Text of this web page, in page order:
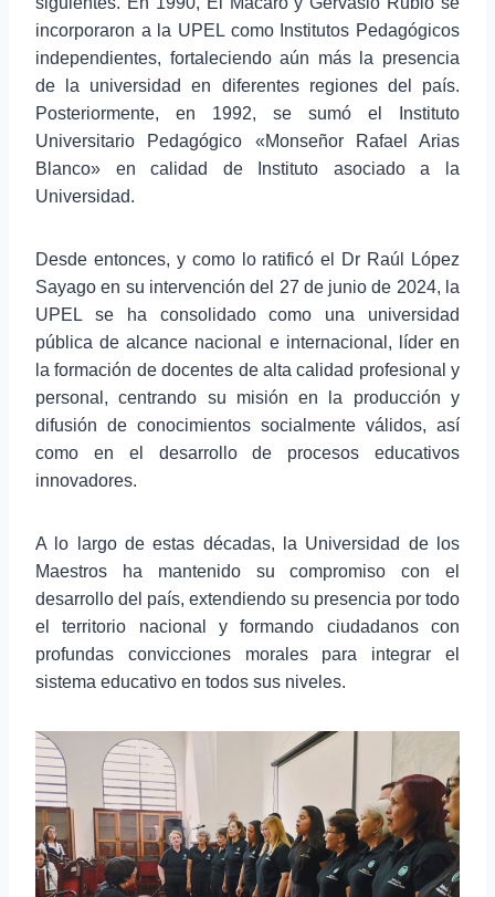
incorporaron a la UPEL como Institutos Pedagógicos
independientes, fortaleciendo aún más la presencia
de la universidad en diferentes regiones del país.
Posteriormente, en 1992, se sumó el Instituto
Universitario Pedagógico «Monseñor Rafael Arias
Blanco» en calidad de Instituto asociado a la
Universidad.
Desde entonces, y como lo ratificó el Dr Raúl López
Sayago en su intervención del 27 de junio de 2024, la
UPEL se ha consolidado como una universidad
pública de alcance nacional e internacional, líder en
la formación de docentes de alta calidad profesional y
personal, centrando su misión en la producción y
difusión de conocimientos socialmente válidos, así
como en el desarrollo de procesos educativos
innovadores.
A lo largo de estas décadas, la Universidad de los
Maestros ha mantenido su compromiso con el
desarrollo del país, extendiendo su presencia por todo
el territorio nacional y formando ciudadanos con
profundas convicciones morales para integrar el
sistema educativo en todos sus niveles.